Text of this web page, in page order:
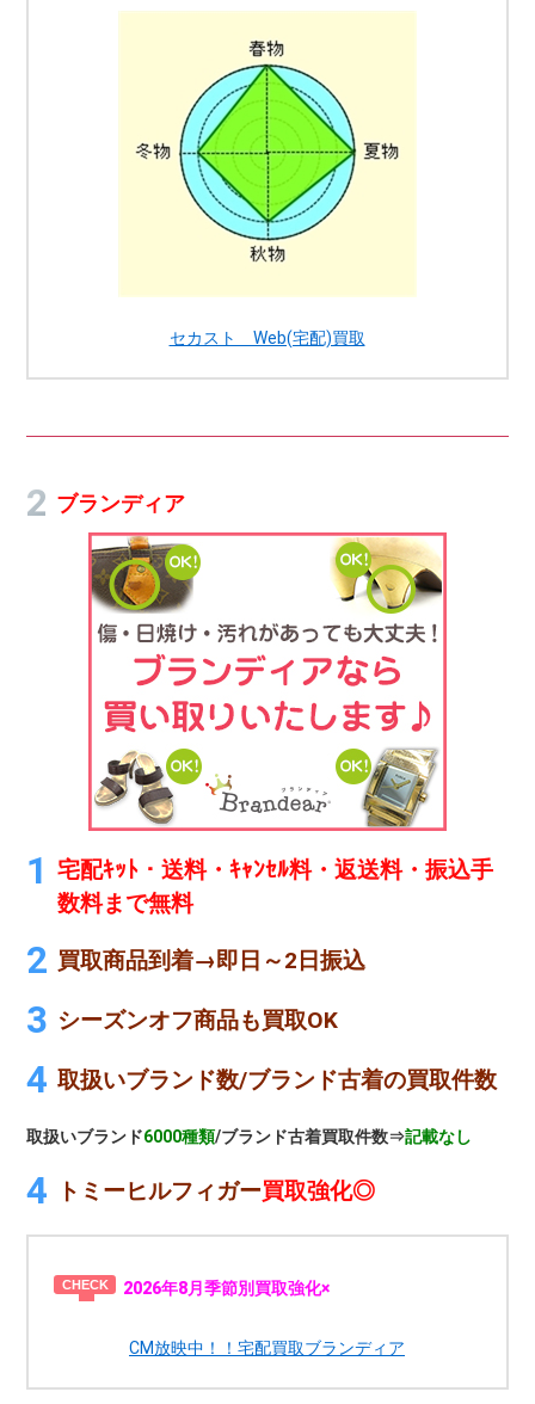
セカスト Web(宅配)買取
ブランディア
宅配ｷｯﾄ・送料・ｷｬﾝｾﾙ料・返送料・振込手
数料まで無料
買取商品到着→即日～2日振込
シーズンオフ商品も買取OK
取扱いブランド数/ブランド古着の買取件数
取扱いブランド6000種類/ブランド古着買取件数⇒記載なし
トミーヒルフィガー買取強化◎
2026年8月季節別買取強化×
CM放映中！！宅配買取ブランディア